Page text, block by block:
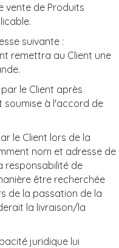
vente de Produits
suivante :
remettra au Client une
le Client après
soumise à l'accord de
le Client lors de la
nom et adresse de
responsabilité de
être recherchée
de la passation de la
la livraison/la
juridique lui